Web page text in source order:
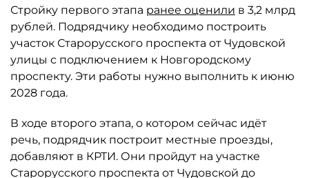
Стройку первого этапа ранее оценили в 3,2 млрд
рублей. Подрядчику необходимо построить
участок Старорусского проспекта от Чудовской
улицы с подключением к Новгородскому
проспекту. Эти работы нужно выполнить к июню
2028 года.
В ходе второго этапа, о котором сейчас идёт
речь, подрядчик построит местные проезды,
добавляют в КРТИ. Они пройдут на участке
Старорусского проспекта от Чудовской до